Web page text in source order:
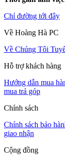
Chỉ đường tới đây
Về Hoàng Hà PC
Về Chúng Tôi
Hỗ trợ khách hàng
Hướng dẫn mua
mua trả góp
Chính sách
Chính sách bảo
giao nhận
Cộng đồng